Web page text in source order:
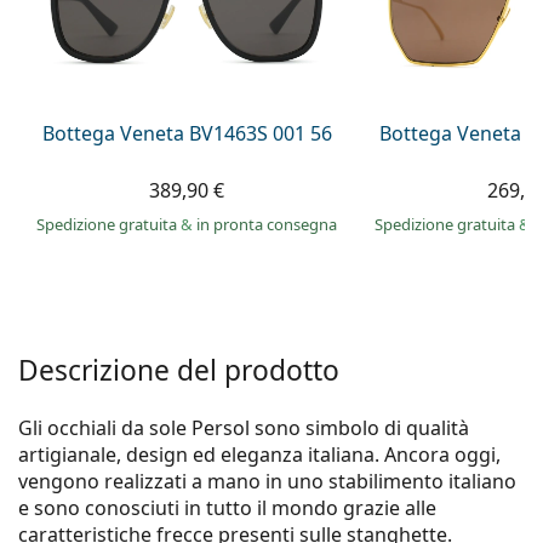
Persol
Prada
è offline
Bottega Veneta BV1463S 001 56
389,90 €
Spedizione gratuita& in pronta consegna
Bottega Veneta
Spedizione gratuita&
Descrizione del prodotto
Gli occhiali da sole Persol sono simbolo di qualità
artigianale, design ed eleganza italiana. Ancora oggi,
vengono realizzati a mano in uno stabilimento italiano
e sono conosciuti in tutto il mondo grazie alle
caratteristiche frecce presenti sulle stanghette.